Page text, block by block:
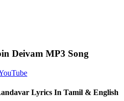
Deivam MP3 Song
Lyrics In Tamil & English